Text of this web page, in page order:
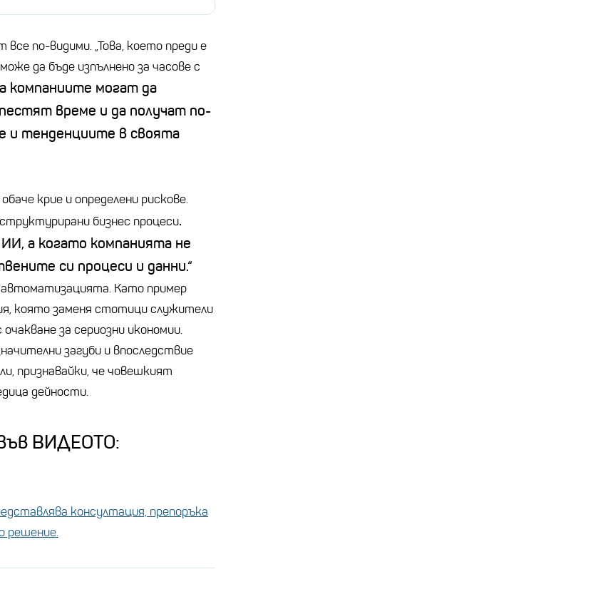
по-видими. „Това, което преди е
да бъде изпълнено за часове с
компаниите могат да
време и да получат по-
и тенденциите в своята
крие и определени рискове.
бизнес процеси.
а когато компанията не
си процеси и данни.“
автоматизацията. Като пример
която заменя стотици служители
за сериозни икономии.
загуби и впоследствие
признавайки, че човешкият
дейности.
във ВИДЕОТО:
консултация, препоръка
решение.